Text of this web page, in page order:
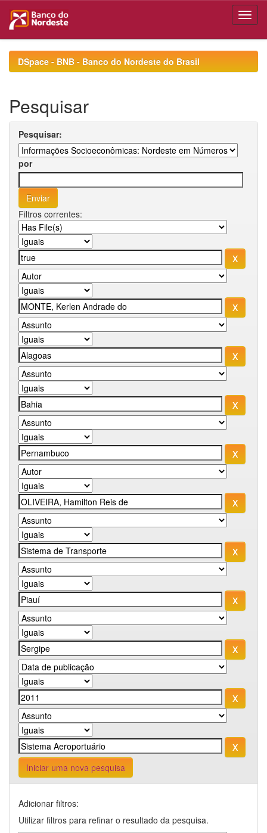
navigationDSpace - BNB - Banco do Nordeste do Brasil
Pesquisar
Pesquisar:
por
Filtros correntes:
Iniciar uma nova pesquisa
Adicionar filtros:
Utilizar filtros para refinar o resultado da pesquisa.